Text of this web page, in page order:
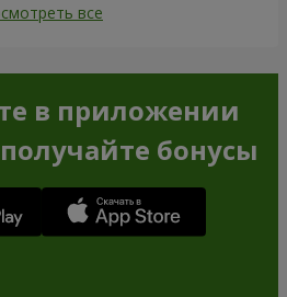
все
в приложении
бонусы